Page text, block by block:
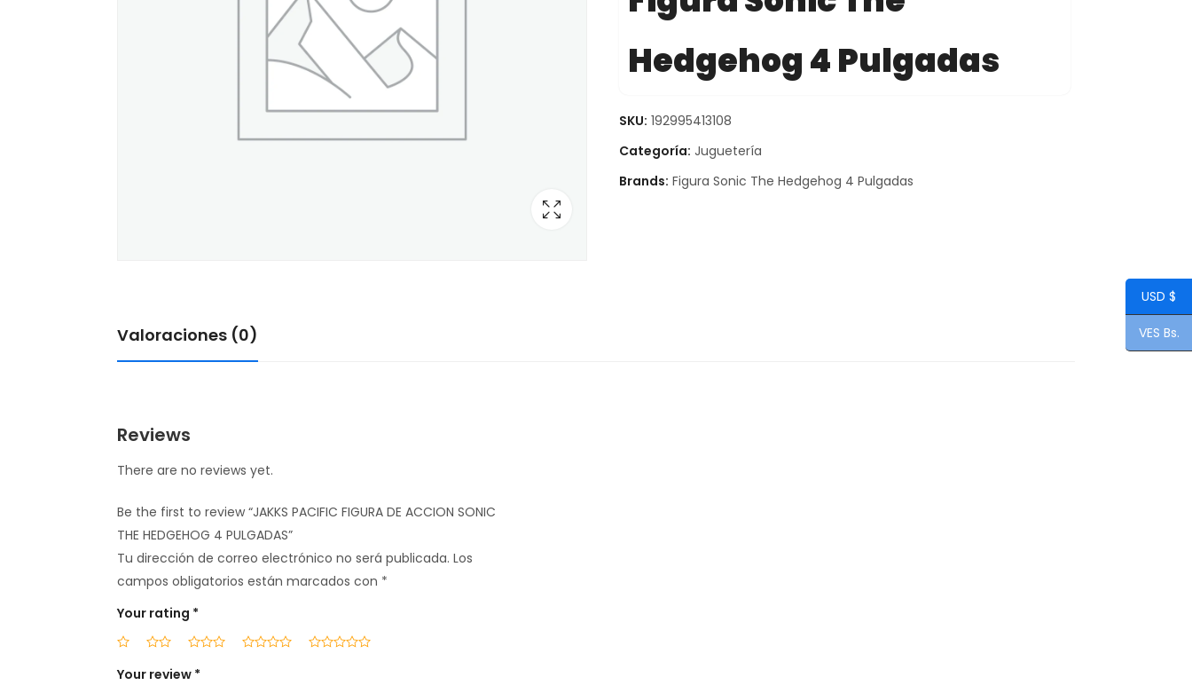
Hedgehog 4 Pulgadas
SKU: 192995413108
Categoría: Juguetería
Brands: Figura Sonic The Hedgehog 4 Pulgadas
Valoraciones (0)
Reviews
There are no reviews yet.
Be the first to review “JAKKS PACIFIC FIGURA DE ACCION SONIC
THE HEDGEHOG 4 PULGADAS”
Tu dirección de correo electrónico no será publicada. Los
campos obligatorios están marcados con *
Your rating *
Your review *
USD $
VES Bs.